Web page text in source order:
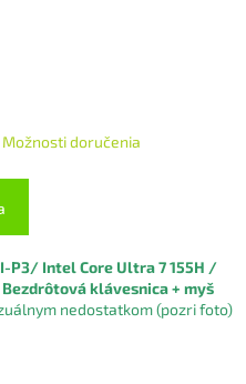
Možnosti doručenia
P3/ Intel Core Ultra 7 155H /
Bezdrôtová klávesnica + myš
nedostatkom (pozri foto)